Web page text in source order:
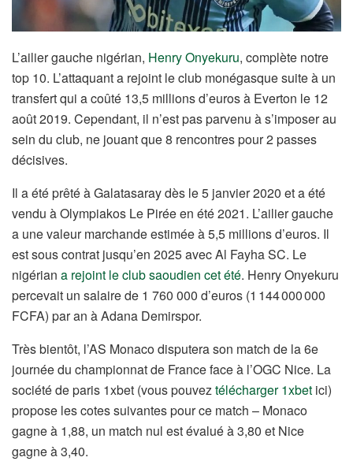
L’ailier gauche nigérian, Henry Onyekuru, complète notre
top 10. L’attaquant a rejoint le club monégasque suite à un
transfert qui a coûté 13,5 millions d’euros à Everton le 12
août 2019. Cependant, il n’est pas parvenu à s’imposer au
sein du club, ne jouant que 8 rencontres pour 2 passes
décisives.
Il a été prêté à Galatasaray dès le 5 janvier 2020 et a été
vendu à Olympiakos Le Pirée en été 2021. L’ailier gauche
a une valeur marchande estimée à 5,5 millions d’euros. Il
est sous contrat jusqu’en 2025 avec Al Fayha SC. Le
nigérian a rejoint le club saoudien cet été. Henry Onyekuru
percevait un salaire de 1 760 000 d’euros (1 144 000 000
FCFA) par an à Adana Demirspor.
Très bientôt, l’AS Monaco disputera son match de la 6e
journée du championnat de France face à l’OGC Nice. La
société de paris 1xbet (vous pouveztélécharger 1xbet ici)
propose les cotes suivantes pour ce match – Monaco
gagne à 1,88, un match nul est évalué à 3,80 et Nice
gagne à 3,40.